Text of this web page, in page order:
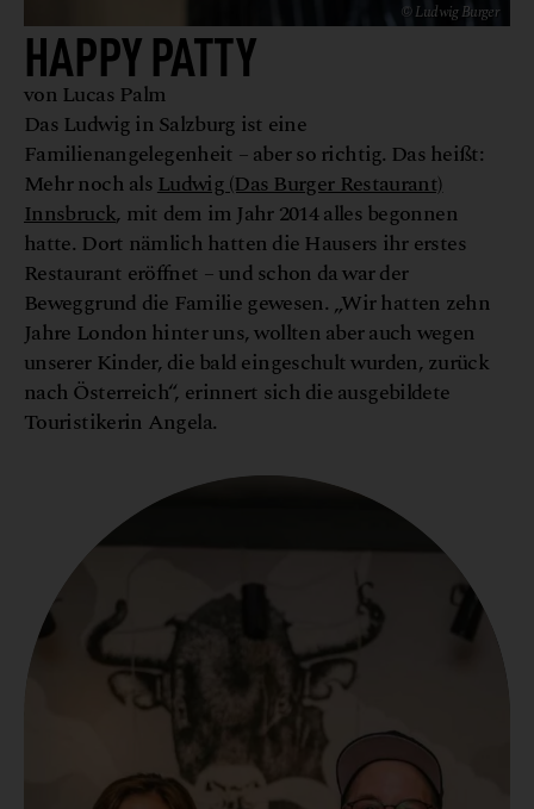
© Ludwig Burger
HAPPY PATTY
von Lucas Palm
Das Ludwig in Salzburg ist eine
Familienangelegenheit – aber so richtig. Das heißt:
Mehr noch alsLudwig (Das Burger Restaurant)
Innsbruck, mit dem im Jahr 2014 alles begonnen
hatte. Dort nämlich hatten die Hausers ihr erstes
Restaurant eröffnet – und schon da war der
Beweggrund die Familie gewesen. „Wir hatten zehn
Jahre London hinter uns, wollten aber auch wegen
unserer Kinder, die bald eingeschult wurden, zurück
nach Österreich“, erinnert sich die ausgebildete
Touristikerin Angela.